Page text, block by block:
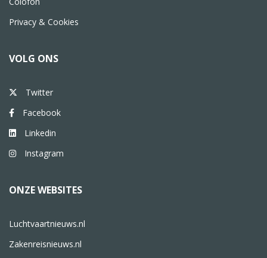
Privacy & Cookies
VOLG ONS
Twitter
Facebook
Linkedin
Instagram
ONZE WEBSITES
Luchtvaartnieuws.nl
Zakenreisnieuws.nl